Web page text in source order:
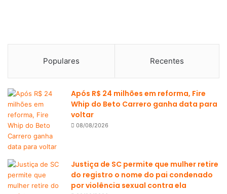
Populares Recentes
Após R$ 24 milhões em reforma, Fire
Whip do Beto Carrero ganha data para
voltar
08/08/2026
Justiça de SC permite que mulher retire
do registro o nome do pai condenado
por violência sexual contra ela